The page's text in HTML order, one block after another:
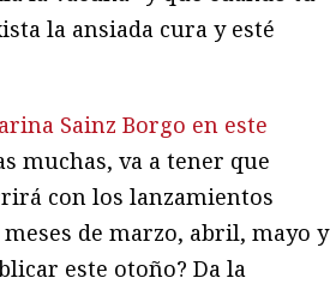
la ansiada cura y esté
Sainz Borgo en este
muchas, va a tener que
con los lanzamientos
de marzo, abril, mayo y
este otoño? Da la